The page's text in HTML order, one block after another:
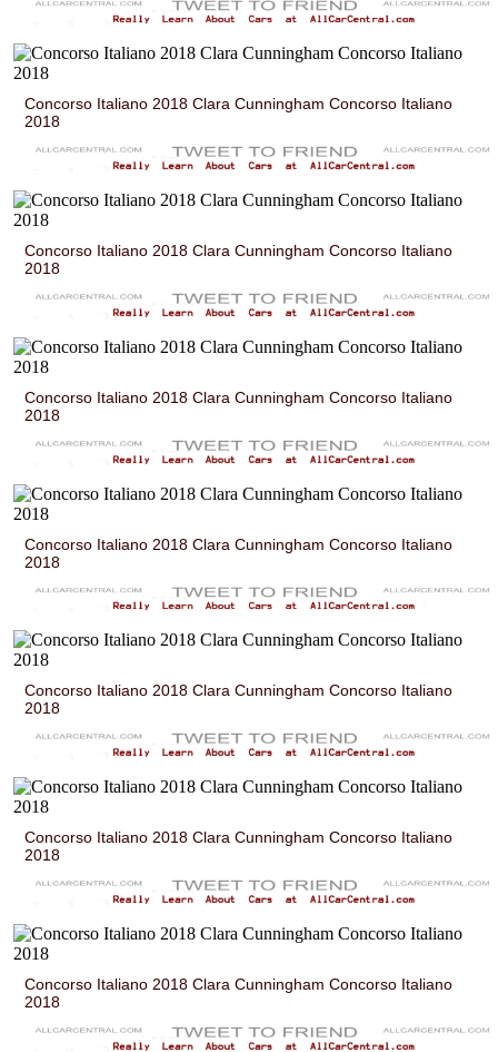
Concorso Italiano 2018 Clara Cunningham Concorso Italiano
2018
Concorso Italiano 2018 Clara Cunningham Concorso Italiano
2018
Concorso Italiano 2018 Clara Cunningham Concorso Italiano
2018
Concorso Italiano 2018 Clara Cunningham Concorso Italiano
2018
Concorso Italiano 2018 Clara Cunningham Concorso Italiano
2018
Concorso Italiano 2018 Clara Cunningham Concorso Italiano
2018
Concorso Italiano 2018 Clara Cunningham Concorso Italiano
2018